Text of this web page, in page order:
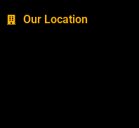
Our Location